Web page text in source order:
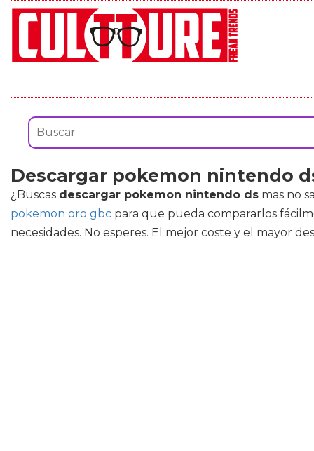
Descargar pokemon nintendo
¿Buscas descargar pokemon nintendo ds mas no
pokemon oro gbc para que pueda compararlos
necesidades. No esperes. El mejor coste y el mayor